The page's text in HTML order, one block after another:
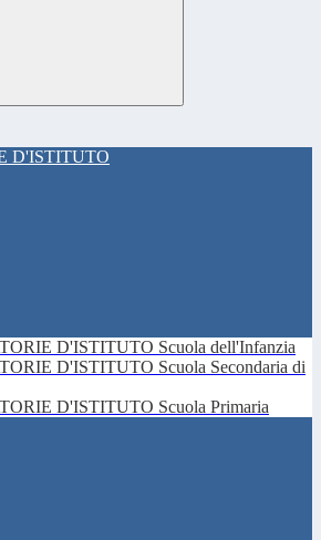
D'ISTITUTO
D'ISTITUTO Scuola dell'Infanzia
D'ISTITUTO Scuola Secondaria di
D'ISTITUTO Scuola Primaria